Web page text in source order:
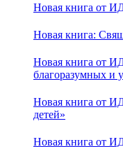
Новая книга от
Новая книга:
Новая книга от
благоразумных и
Новая книга от
детей»
Новая книга от